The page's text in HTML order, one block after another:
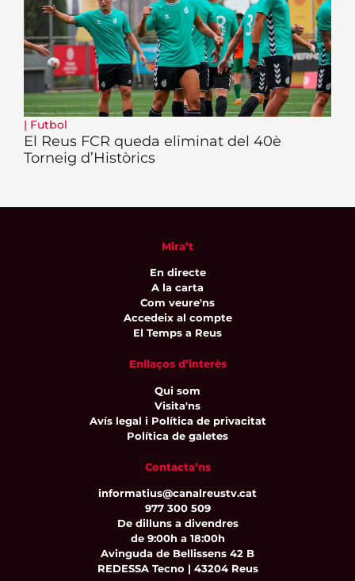
| Futbol
El Reus FCR queda eliminat del 40è
Torneig d’Històrics
Mira’t
En directe
A la carta
Com veure'ns
Accedeix al compte
El Temps a Reus
Enllaços d’interès
Qui som
Visita'ns
Avís legal i Política de privacitat
Política de galetes
Contacta’ns
informatius@canalreustv.cat
977 300 509
De dilluns a divendres
de 9:00h a 18:00h
Avinguda de Bellissens 42 B
REDESSA Tecno | 43204 Reus